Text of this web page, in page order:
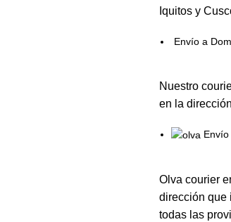
Iquitos y
Envío a
Nuestro
en la
Olva courier
dirección que
todas las